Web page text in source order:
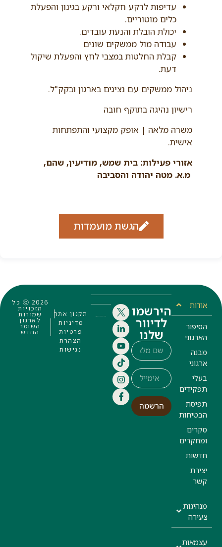
עדיפות לרקע חקלאי ורקע בגינון והפעלת
כלים מוטוריים.
יכולת הובלת והנעת עובדים.
עבודה מול ממשקים שונים
קבלת החלטות במצבי לחץ והפעלת שיקול
דעת.
ניהול ממשקים עם נציגים בארגון ובקק"ל.
רישיון נהיגה בתוקף חובה
משרה מלאה | אופק מקצועי והתפתחות
אישית.
אזורי פעילות: בית שמש, מודיעין, שהם,
מ.א. מטה יהודה והסביבה
הגשת מועמדות
אודות
הסיפור
הארגוני
מבנה
ארגוני
בעלי
תפקידים
תפיסת
הבטיחות
סקרים
ומחקרים
חדשות
יצירת
קשר
מנהיגות
צעירה
עצמאות
הירשמו
לדיוור
שלנו
הרשמה
תקנון אתר
מדיניות
פרטיות
הצהרת
נגישות
ⓒ 2026 כל
הזכויות
שמורות
לארגון
השומר
החדש